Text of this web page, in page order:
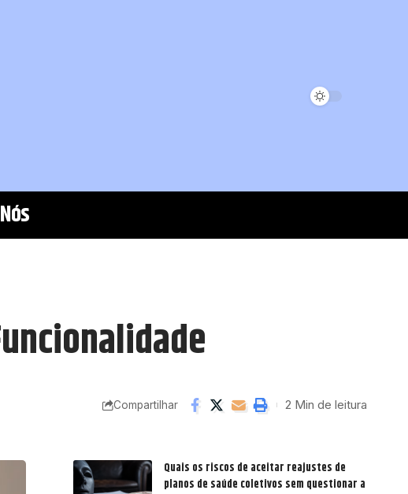
Compartilhar 2 Min de leitura
Quais os riscos de aceitar reajustes de
planos de saúde coletivos sem questionar a